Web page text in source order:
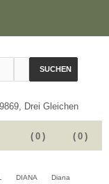
SUCHEN
( 0 )
( 0 )
DIANA
Diana